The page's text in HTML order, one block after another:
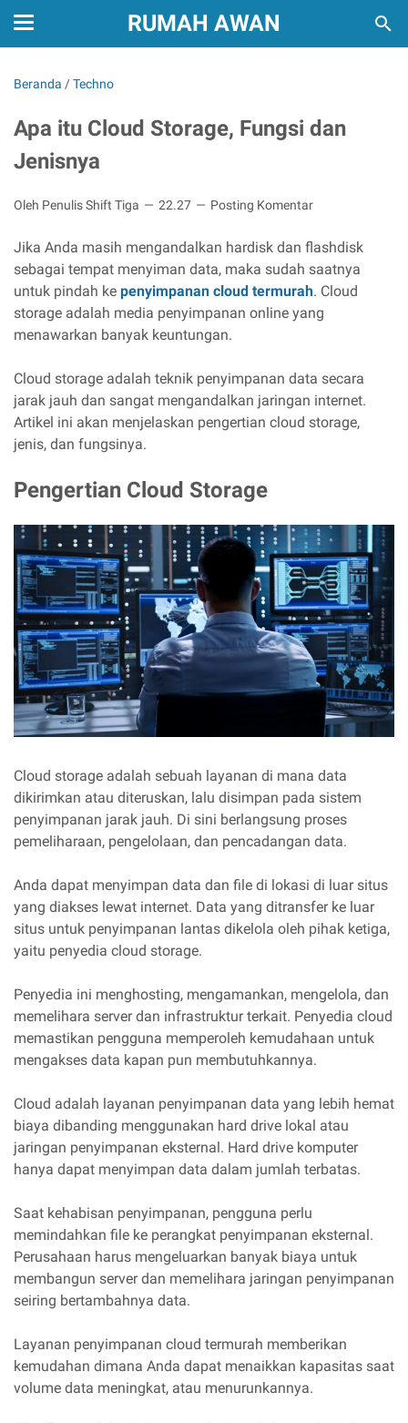
RUMAH AWAN
Beranda /Techno
Apa itu Cloud Storage, Fungsi dan
Jenisnya
Oleh Penulis Shift Tiga 22.27 Posting Komentar
Jika Anda masih mengandalkan hardisk dan flashdisk
sebagai tempat menyiman data, maka sudah saatnya
untuk pindah ke penyimpanan cloud termurah. Cloud
storage adalah media penyimpanan online yang
menawarkan banyak keuntungan.
Cloud storage adalah teknik penyimpanan data secara
jarak jauh dan sangat mengandalkan jaringan internet.
Artikel ini akan menjelaskan pengertian cloud storage,
jenis, dan fungsinya.
Pengertian Cloud Storage
Cloud storage adalah sebuah layanan di mana data
dikirimkan atau diteruskan, lalu disimpan pada sistem
penyimpanan jarak jauh. Di sini berlangsung proses
pemeliharaan, pengelolaan, dan pencadangan data.
Anda dapat menyimpan data dan file di lokasi di luar situs
yang diakses lewat internet. Data yang ditransfer ke luar
situs untuk penyimpanan lantas dikelola oleh pihak ketiga,
yaitu penyedia cloud storage.
Penyedia ini menghosting, mengamankan, mengelola, dan
memelihara server dan infrastruktur terkait. Penyedia cloud
memastikan pengguna memperoleh kemudahaan untuk
mengakses data kapan pun membutuhkannya.
Cloud adalah layanan penyimpanan data yang lebih hemat
biaya dibanding menggunakan hard drive lokal atau
jaringan penyimpanan eksternal. Hard drive komputer
hanya dapat menyimpan data dalam jumlah terbatas.
Saat kehabisan penyimpanan, pengguna perlu
memindahkan file ke perangkat penyimpanan eksternal.
Perusahaan harus mengeluarkan banyak biaya untuk
membangun server dan memelihara jaringan penyimpanan
seiring bertambahnya data.
Layanan penyimpanan cloud termurah memberikan
kemudahan dimana Anda dapat menaikkan kapasitas saat
volume data meningkat, atau menurunkannya.